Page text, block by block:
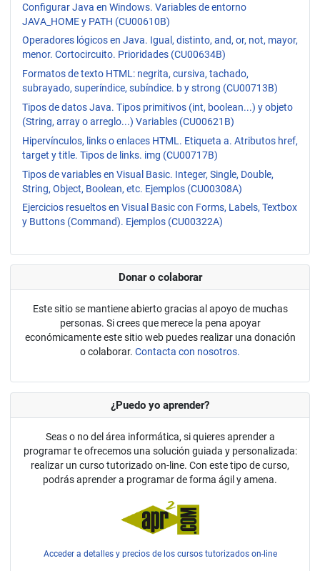
Configurar Java en Windows. Variables de entorno
JAVA_HOME y PATH (CU00610B)
Operadores lógicos en Java. Igual, distinto, and, or, not, mayor,
menor. Cortocircuito. Prioridades (CU00634B)
Formatos de texto HTML: negrita, cursiva, tachado,
subrayado, superíndice, subíndice. b y strong (CU00713B)
Tipos de datos Java. Tipos primitivos (int, boolean...) y objeto
(String, array o arreglo...) Variables (CU00621B)
Hipervínculos, links o enlaces HTML. Etiqueta a. Atributos href,
target y title. Tipos de links. img (CU00717B)
Tipos de variables en Visual Basic. Integer, Single, Double,
String, Object, Boolean, etc. Ejemplos (CU00308A)
Ejercicios resueltos en Visual Basic con Forms, Labels, Textbox
y Buttons (Command). Ejemplos (CU00322A)
Donar o colaborar
Este sitio se mantiene abierto gracias al apoyo de muchas
personas. Si crees que merece la pena apoyar
económicamente este sitio web puedes realizar una donación
o colaborar. Contacta con nosotros.
¿Puedo yo aprender?
Seas o no del área informática, si quieres aprender a
programar te ofrecemos una solución guiada y personalizada:
realizar un curso tutorizado on-line. Con este tipo de curso,
podrás aprender a programar de forma ágil y amena.
Acceder a detalles y precios de los cursos tutorizados on-line